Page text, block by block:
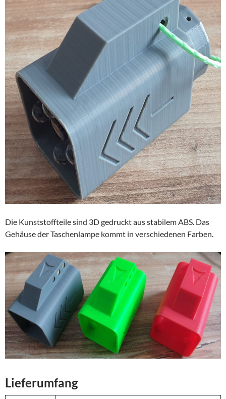
Die Kunststoffteile sind 3D gedruckt aus stabilem ABS. Das
Gehäuse der Taschenlampe kommt in verschiedenen Farben.
Lieferumfang